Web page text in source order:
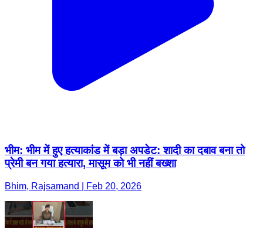
भीम: भीम में हुए हत्याकांड में बड़ा अपडेट: शादी का दबाव बना तो
प्रेमी बन गया हत्यारा, मासूम को भी नहीं बख्शा
Bhim, Rajsamand | Feb 20, 2026